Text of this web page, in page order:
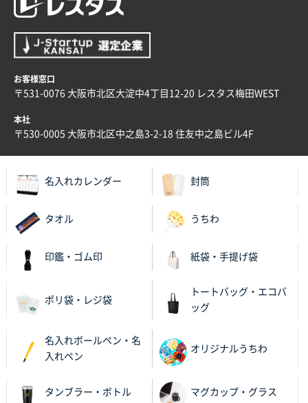
お客様窓口
〒531-0076 大阪市北区大淀中4丁目12-20 レスタス梅田WEST
本社
〒530-0005 大阪市北区中之島3-2-18 住友中之島ビル4F
名入れカレンダー 封筒
タオル うちわ
印鑑・ゴム印 紙袋・手提げ袋
ポリ袋・レジ袋
トートバッグ・エコバ
ッグ
名入れボールペン・名
入れペン
オリジナルうちわ
タンブラー・ボトル マグカップ・グラス